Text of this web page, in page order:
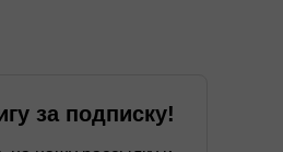
за подписку!